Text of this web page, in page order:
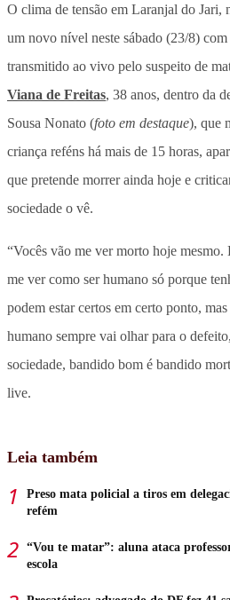
O clima de tensão em Laranjal do Jari,
um novo nível neste sábado (23/8)
transmitido ao vivo pelo suspeito de
Viana de Freitas, 38 anos, dentro da
Sousa Nonato (foto em destaque), que
criança reféns há mais de 15 horas,
que pretende morrer ainda hoje e
sociedade o vê.
“Vocês vão me ver morto hoje
me ver como ser humano só porque
podem estar certos em certo ponto,
humano sempre vai olhar para o
sociedade, bandido bom é bandido
live.
Leia também
Preso mata policial a tiros em
refém
“Vou te matar”: aluna ataca
escola